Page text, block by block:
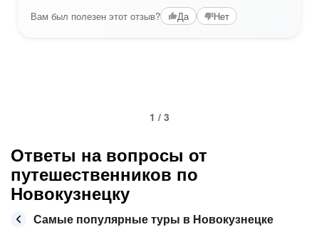
Вам был полезен этот отзыв? Да Нет
1 / 3
Ответы на вопросы от
путешественников по
Новокузнецку
Самые популярные туры в Новокузнецке